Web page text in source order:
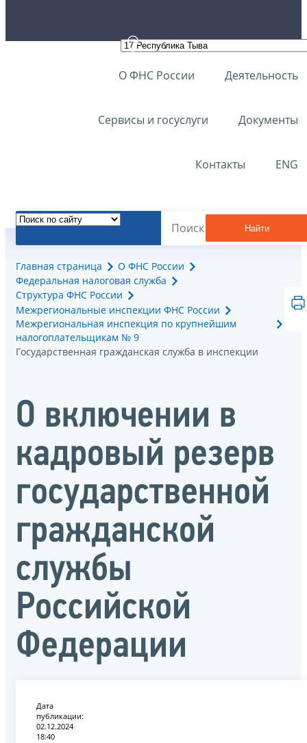
О ФНС России Деятельность
Сервисы и госуслуги Документы
Контакты ENG
Найти
Главная страница
О ФНС России
Федеральная налоговая служба
Структура ФНС России
Межрегиональные инспекции ФНС России
Межрегиональная инспекция по крупнейшим
налогоплательщикам № 9
Государственная гражданская служба в инспекции
О включении в
кадровый резерв
государственной
гражданской
службы
Российской
Федерации
Дата
публикации:
02.12.2024
18:40